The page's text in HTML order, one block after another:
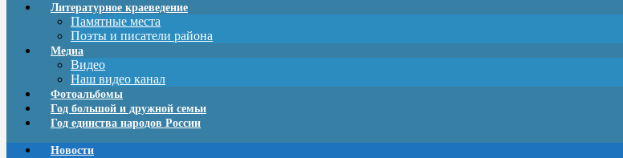
Литературное краеведение
Памятные места
Поэты и писатели района
Медиа
Видео
Наш видео канал
Фотоальбомы
Год большой и дружной семьи
Год единства народов России
Новости